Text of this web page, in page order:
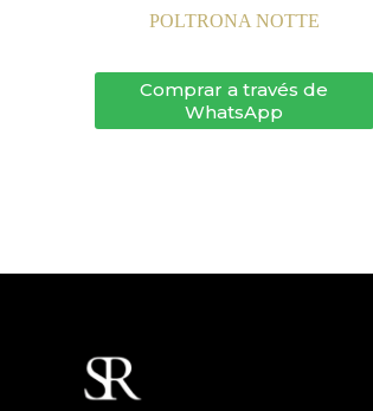
POLTRONA NOTTE
Comprar a través de
WhatsApp